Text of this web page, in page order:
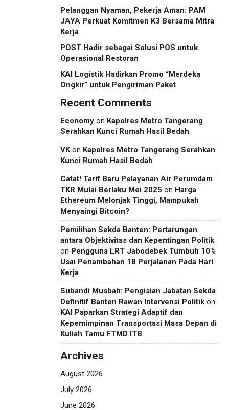
Pelanggan Nyaman, Pekerja Aman: PAM
JAYA Perkuat Komitmen K3 Bersama Mitra
Kerja
POST Hadir sebagai Solusi POS untuk
Operasional Restoran
KAI Logistik Hadirkan Promo “Merdeka
Ongkir” untuk Pengiriman Paket
Recent Comments
Economy on Kapolres Metro Tangerang
Serahkan Kunci Rumah Hasil Bedah
VKon Kapolres Metro Tangerang Serahkan
Kunci Rumah Hasil Bedah
Catat! Tarif Baru Pelayanan Air Perumdam
TKR Mulai Berlaku Mei 2025 on Harga
Ethereum Melonjak Tinggi, Mampukah
Menyaingi Bitcoin?
Pemilihan Sekda Banten: Pertarungan
antara Objektivitas dan Kepentingan Politik
on Pengguna LRT Jabodebek Tumbuh 10%
Usai Penambahan 18 Perjalanan Pada Hari
Kerja
Subandi Musbah: Pengisian Jabatan Sekda
Definitif Banten Rawan Intervensi Politik on
KAI Paparkan Strategi Adaptif dan
Kepemimpinan Transportasi Masa Depan di
Kuliah Tamu FTMD ITB
Archives
August 2026
July 2026
June 2026